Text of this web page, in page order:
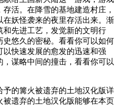
活。在降雪的基地建造村庄，
妖怪袭来的夜里存活出来。渐
先进工艺，发觉新的文明行
悠久的密秘。看看你可以如何
快速发展的愈发的迅速和强
谋略中间的撞击，看看你可以
的篝火被遗弃的土地汉化版详
遗弃的土地汉化版能够在本页